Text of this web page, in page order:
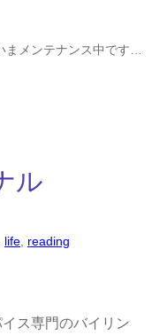
まメンテナンス中です…
ル
life, reading
イス専門のバイリン